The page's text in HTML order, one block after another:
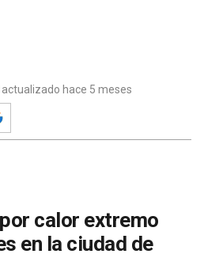
hace 5 meses
calor extremo
en la ciudad de